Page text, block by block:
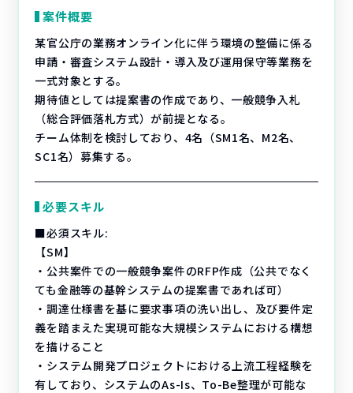
案件概要
某官公庁の業務オンライン化に伴う環境の整備に係る
申請・審査システム設計・導入及び運用保守等業務を
一式対象とする。
期待値としては提案書の作成であり、一般競争入札
（総合評価落札方式）が前提となる。
チーム体制を検討しており、4名（SM1名、M2名、
SC1名）募集する。
必要スキル
■必須スキル:
【SM】
・公共案件での一般競争案件のRFP作成（公共でなく
ても金融等の基幹システムの提案書であれば可）
・調達仕様書を基に要求事項の洗い出し、及び要件定
義を踏まえた実現可能な大規模システムにおける構想
を描けること
・システム開発プロジェクトにおける上流工程経験を
有しており、システムのAs-Is、To-Be整理が可能な